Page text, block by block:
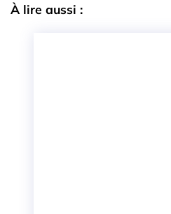
À lire aussi :